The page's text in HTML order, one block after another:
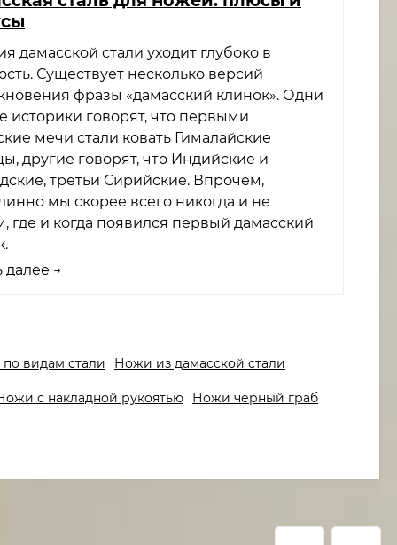
дамасской стали уходит глубоко в
Существует несколько версий
фразы «дамасский клинок». Одни
историки говорят, что первыми
мечи стали ковать Гималайские
другие говорят, что Индийские и
третьи Сирийские. Впрочем,
мы скорее всего никогда и не
где и когда появился первый дамасский
далее →
видам стали Ножи из дамасской стали
с накладной рукоятью
Ножи черный граб